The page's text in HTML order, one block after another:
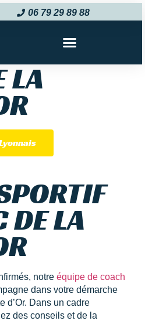
06 79 29 89 88‬
LA
DE LA
notre équipe de coach
dans votre démarche
d’Or. Dans un cadre
des conseils et de la